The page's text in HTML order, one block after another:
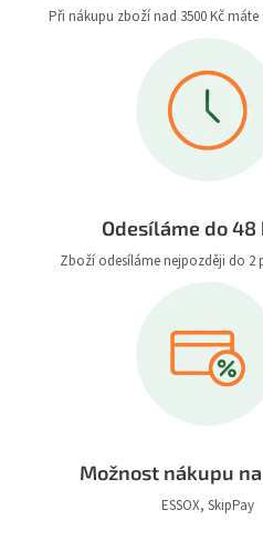
Při nákupu zboží nad 3500 Kč
Odesíláme do 48
Zboží odesíláme nejpozději do 2
Možnost nákupu
ESSOX, SkipPay